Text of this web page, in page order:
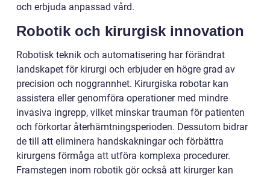
och erbjuda anpassad vård.
Robotik och kirurgisk innovation
Robotisk teknik och automatisering har förändrat
landskapet för kirurgi och erbjuder en högre grad av
precision och noggrannhet. Kirurgiska robotar kan
assistera eller genomföra operationer med mindre
invasiva ingrepp, vilket minskar trauman för patienten
och förkortar återhämtningsperioden. Dessutom bidrar
de till att eliminera handskakningar och förbättra
kirurgens förmåga att utföra komplexa procedurer.
Framstegen inom robotik gör också att kirurger kan